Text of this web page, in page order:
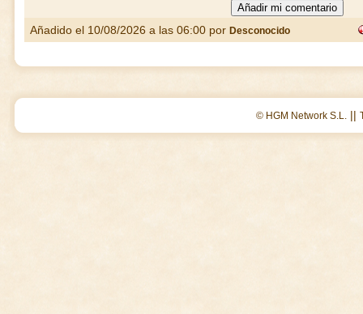
Añadido el 10/08/2026 a las 06:00 por Desconocido
© HGM Network S.L. ||